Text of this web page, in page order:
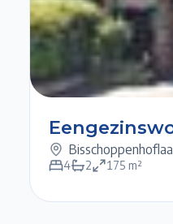
1/6 2/6
4 2 175 m²